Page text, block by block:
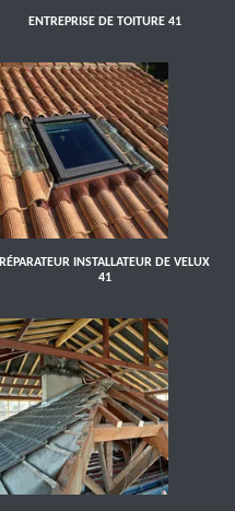
ENTREPRISE DE TOITURE 41
RÉPARATEUR INSTALLATEUR DE VELUX
41